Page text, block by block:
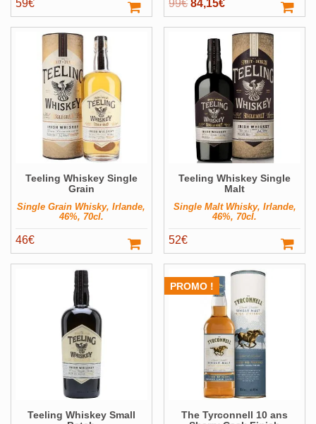
59€ 99€
prix
initial
était :
99€.
84,15€
prix
actuel
est :
84,15€.
Teeling Whiskey Single
Grain
Single Grain Whisky, Irlande,
46%, 70cl.
46€
Teeling Whiskey Single
Malt
Single Malt Whisky, Irlande,
46%, 70cl.
52€
Teeling Whiskey Small
PROMO !
The Tyrconnell 10 ans